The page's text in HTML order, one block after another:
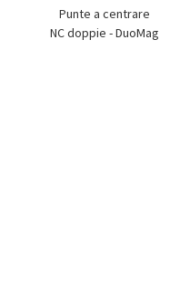
Punte a centrare
NC doppie - DuoMag